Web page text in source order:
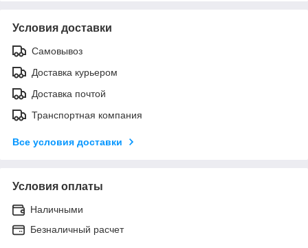
Условия доставки
Самовывоз
Доставка курьером
Доставка почтой
Транспортная компания
Все условия доставки
Условия оплаты
Наличными
Безналичный расчет